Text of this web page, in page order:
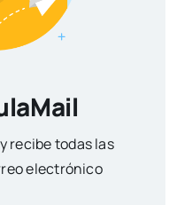
recibe todas las
electrónico